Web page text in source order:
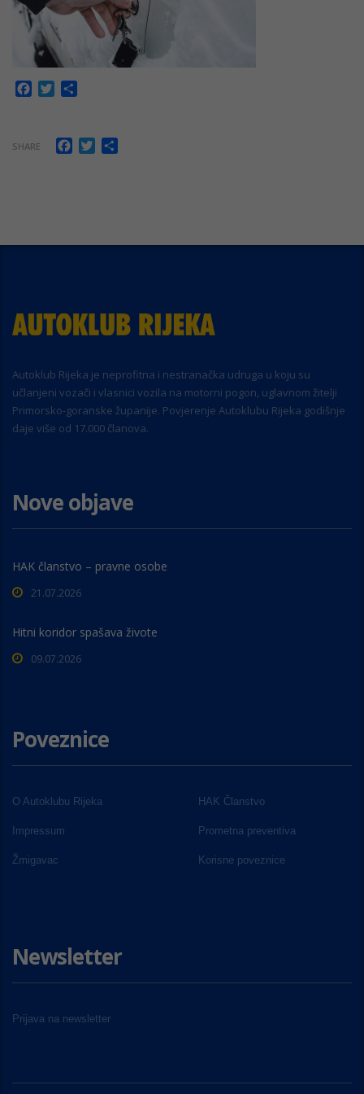
Facebook
Twitter
SHARE Facebook
Twitter
Autoklub Rijeka je neprofitna i nestranačka udruga u koju su
učlanjeni vozači i vlasnici vozila na motorni pogon, uglavnom žitelji
Primorsko-goranske županije. Povjerenje Autoklubu Rijeka godišnje
daje više od 17.000 članova.
Nove objave
HAK članstvo – pravne osobe
21.07.2026
Hitni koridor spašava živote
09.07.2026
Poveznice
O Autoklubu Rijeka HAK Članstvo
Impressum Prometna preventiva
Žmigavac Korisne poveznice
Newsletter
Prijava na newsletter